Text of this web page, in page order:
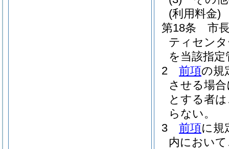
(利用料金)
第18条
市
ティセン
を当該指
2
前項の規
させる場
とする者
らない。
3
前項に規
内におい